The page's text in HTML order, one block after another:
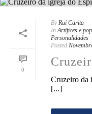
0
By Rui Carita
In Artífices e
Personalidades
Posted
Cruzeiro da
[...]